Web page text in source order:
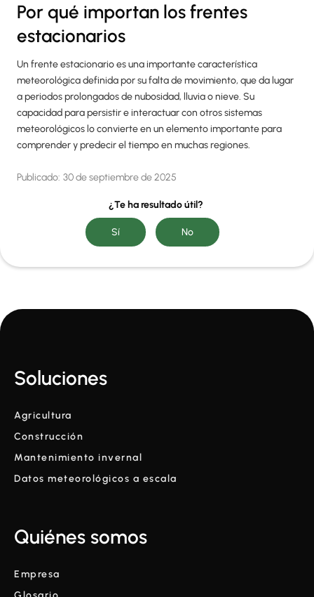
Por qué importan los frentes
estacionarios
Un frente estacionario es una importante característica
meteorológica definida por su falta de movimiento, que da lugar
a periodos prolongados de nubosidad, lluvia o nieve. Su
capacidad para persistir e interactuar con otros sistemas
meteorológicos lo convierte en un elemento importante para
comprender y predecir el tiempo en muchas regiones.
Publicado: 30 de septiembre de 2025
¿Te ha resultado útil?
Soluciones
Agricultura
Construcción
Mantenimiento invernal
Datos meteorológicos a escala
Quiénes somos
Empresa